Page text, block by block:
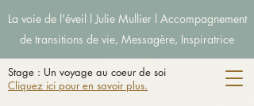
La voie de l'éveil l Julie Mullier l Accompagnement
de transitions de vie, Messagère, Inspiratrice
Stage : Un voyage au coeur de soi
Cliquez ici pour en savoir plus.